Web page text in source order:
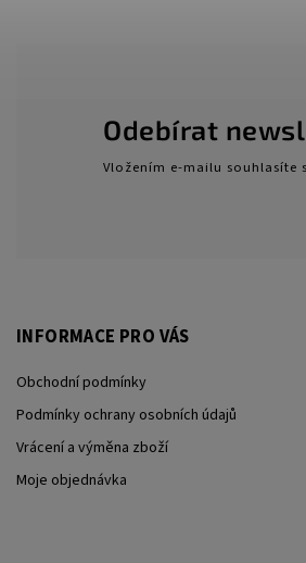
Odebírat
Vložením e-mailu souhlasíte s
INFORMACE PRO VÁS
Obchodní podmínky
Podmínky ochrany osobních údajů
Vrácení a výměna zboží
Moje objednávka